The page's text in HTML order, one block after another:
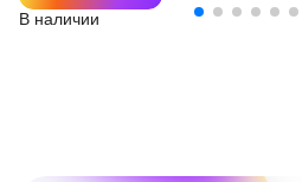
В наличии